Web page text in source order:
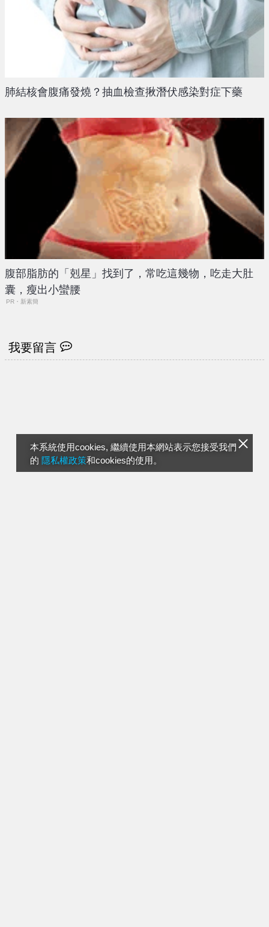
本系統使用cookies, 繼續使用本網站表示您接受我們
的 隱私權政策和cookies的使用。
肺結核會腹痛發燒？抽血檢查揪潛伏感染對症下藥
腹部脂肪的「剋星」找到了，常吃這幾物，吃走大肚
囊，瘦出小蠻腰
PR・新素簡
我要留言